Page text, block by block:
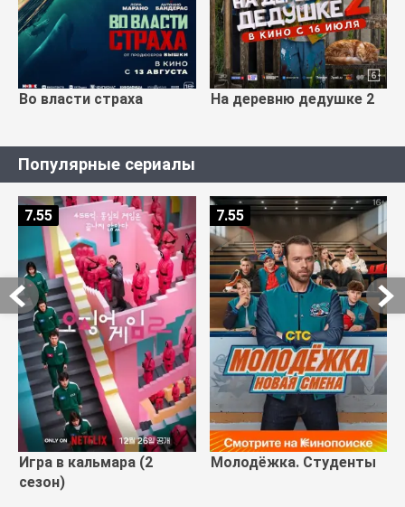
Во власти страха На деревню дедушке 2
Популярные сериалы
Игра в кальмара (2
сезон)
7.55
Молодёжка. Студенты
7.55